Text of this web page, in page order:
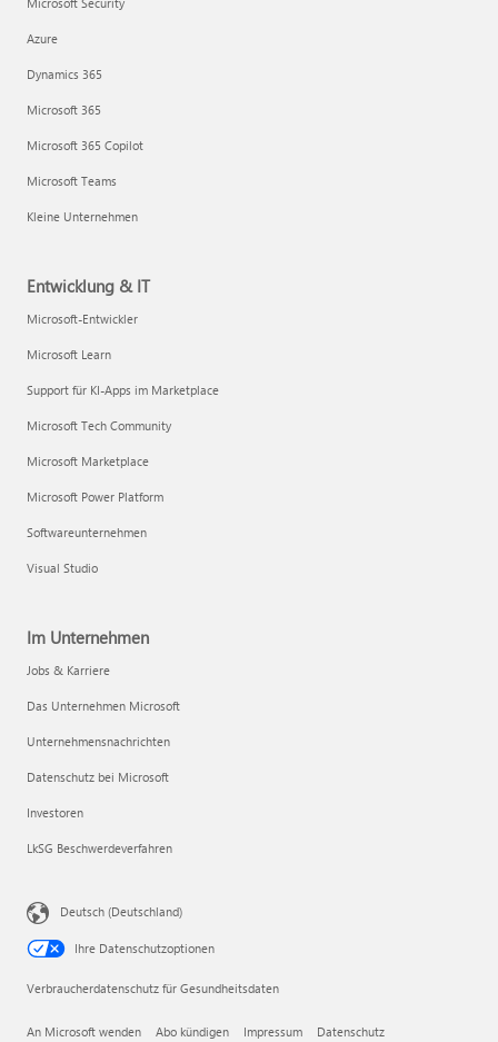
Azure
Dynamics 365
Microsoft 365
Microsoft 365 Copilot
Microsoft Teams
Kleine Unternehmen
Entwicklung & IT
Microsoft-Entwickler
Microsoft Learn
Support für KI-Apps im Marketplace
Microsoft Tech Community
Microsoft Marketplace
Microsoft Power Platform
Softwareunternehmen
Visual Studio
Im Unternehmen
Jobs & Karriere
Das Unternehmen Microsoft
Unternehmensnachrichten
Datenschutz bei Microsoft
Investoren
LkSG Beschwerdeverfahren
Deutsch (Deutschland)
Ihre Datenschutzoptionen
Verbraucherdatenschutz für Gesundheitsdaten
An Microsoft wenden Abo kündigen Impressum Datenschutz